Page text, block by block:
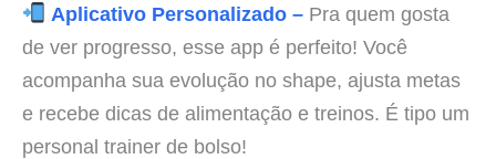
Aplicativo Personalizado –Pra quem gosta
de ver progresso, esse app é perfeito! Você
acompanha sua evolução no shape, ajusta metas
e recebe dicas de alimentação e treinos. É tipo um
personal trainer de bolso!